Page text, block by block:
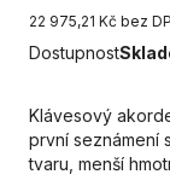
22 975,21 Kč bez
Dostupnost
Klávesový
první seznámení
tvaru, menší